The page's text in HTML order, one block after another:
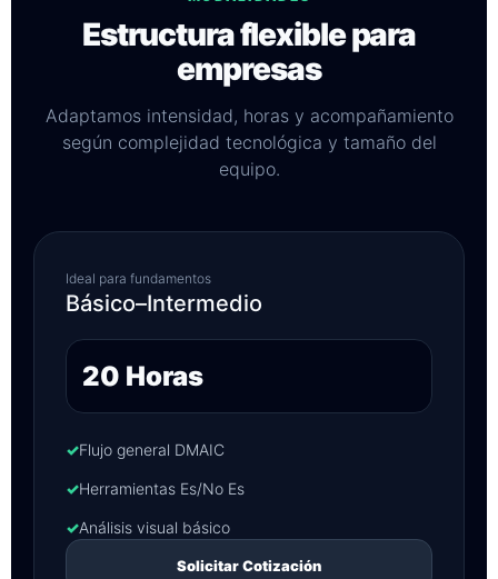
Estructura flexible para
empresas
Adaptamos intensidad, horas y acompañamiento
según complejidad tecnológica y tamaño del
equipo.
Ideal para fundamentos
Básico–Intermedio
20 Horas
✓Flujo general DMAIC
✓Herramientas Es/No Es
✓Análisis visual básico
Solicitar Cotización